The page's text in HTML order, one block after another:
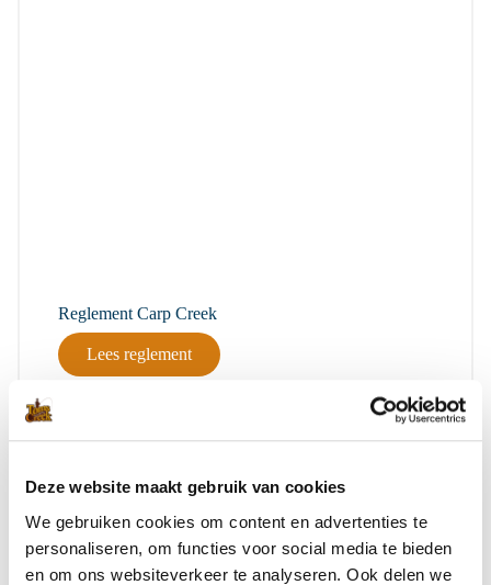
Deze website maakt gebruik van cookies
We gebruiken cookies om content en advertenties te
personaliseren, om functies voor social media te bieden
en om ons websiteverkeer te analyseren. Ook delen we
Reglement Carp Creek
Lees reglement